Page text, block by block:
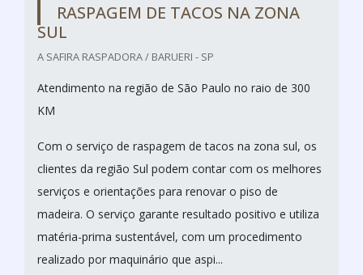
RASPAGEM DE TACOS NA ZONA
SUL
A SAFIRA RASPADORA / BARUERI - SP
Atendimento na região de São Paulo no raio de 300
KM
Com o serviço de raspagem de tacos na zona sul, os
clientes da região Sul podem contar com os melhores
serviços e orientações para renovar o piso de
madeira. O serviço garante resultado positivo e utiliza
matéria-prima sustentável, com um procedimento
realizado por maquinário que aspi...